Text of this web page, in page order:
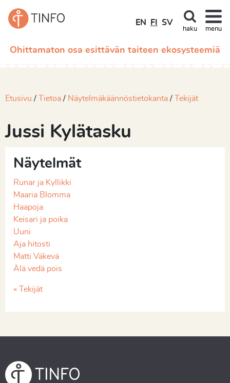
Ohittamaton osa esittävän taiteen ekosysteemiä
EN FI SV
haku menu
Etusivu Tietoa Näytelmäkäännöstietokanta Tekijät
Jussi Kylätasku
Näytelmät
Runar ja Kyllikki
Maaria Blomma
Haapoja
Keisari ja poika
Uuni
Aja hitosti
Matti Väkevä
Älä vedä pois
« Tekijät